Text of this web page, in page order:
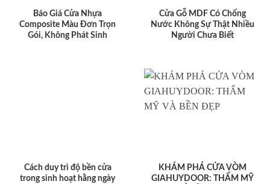
Báo Giá Cửa Nhựa
Composite Màu Đơn Trọn
Gói, Không Phát Sinh
Cửa Gỗ MDF Có Chống
Nước Không Sự Thật Nhiều
Người Chưa Biết
Cách duy trì độ bền cửa
trong sinh hoạt hằng ngày
KHÁM PHÁ CỬA VÒM
GIAHUYDOOR: THẨM MỸ